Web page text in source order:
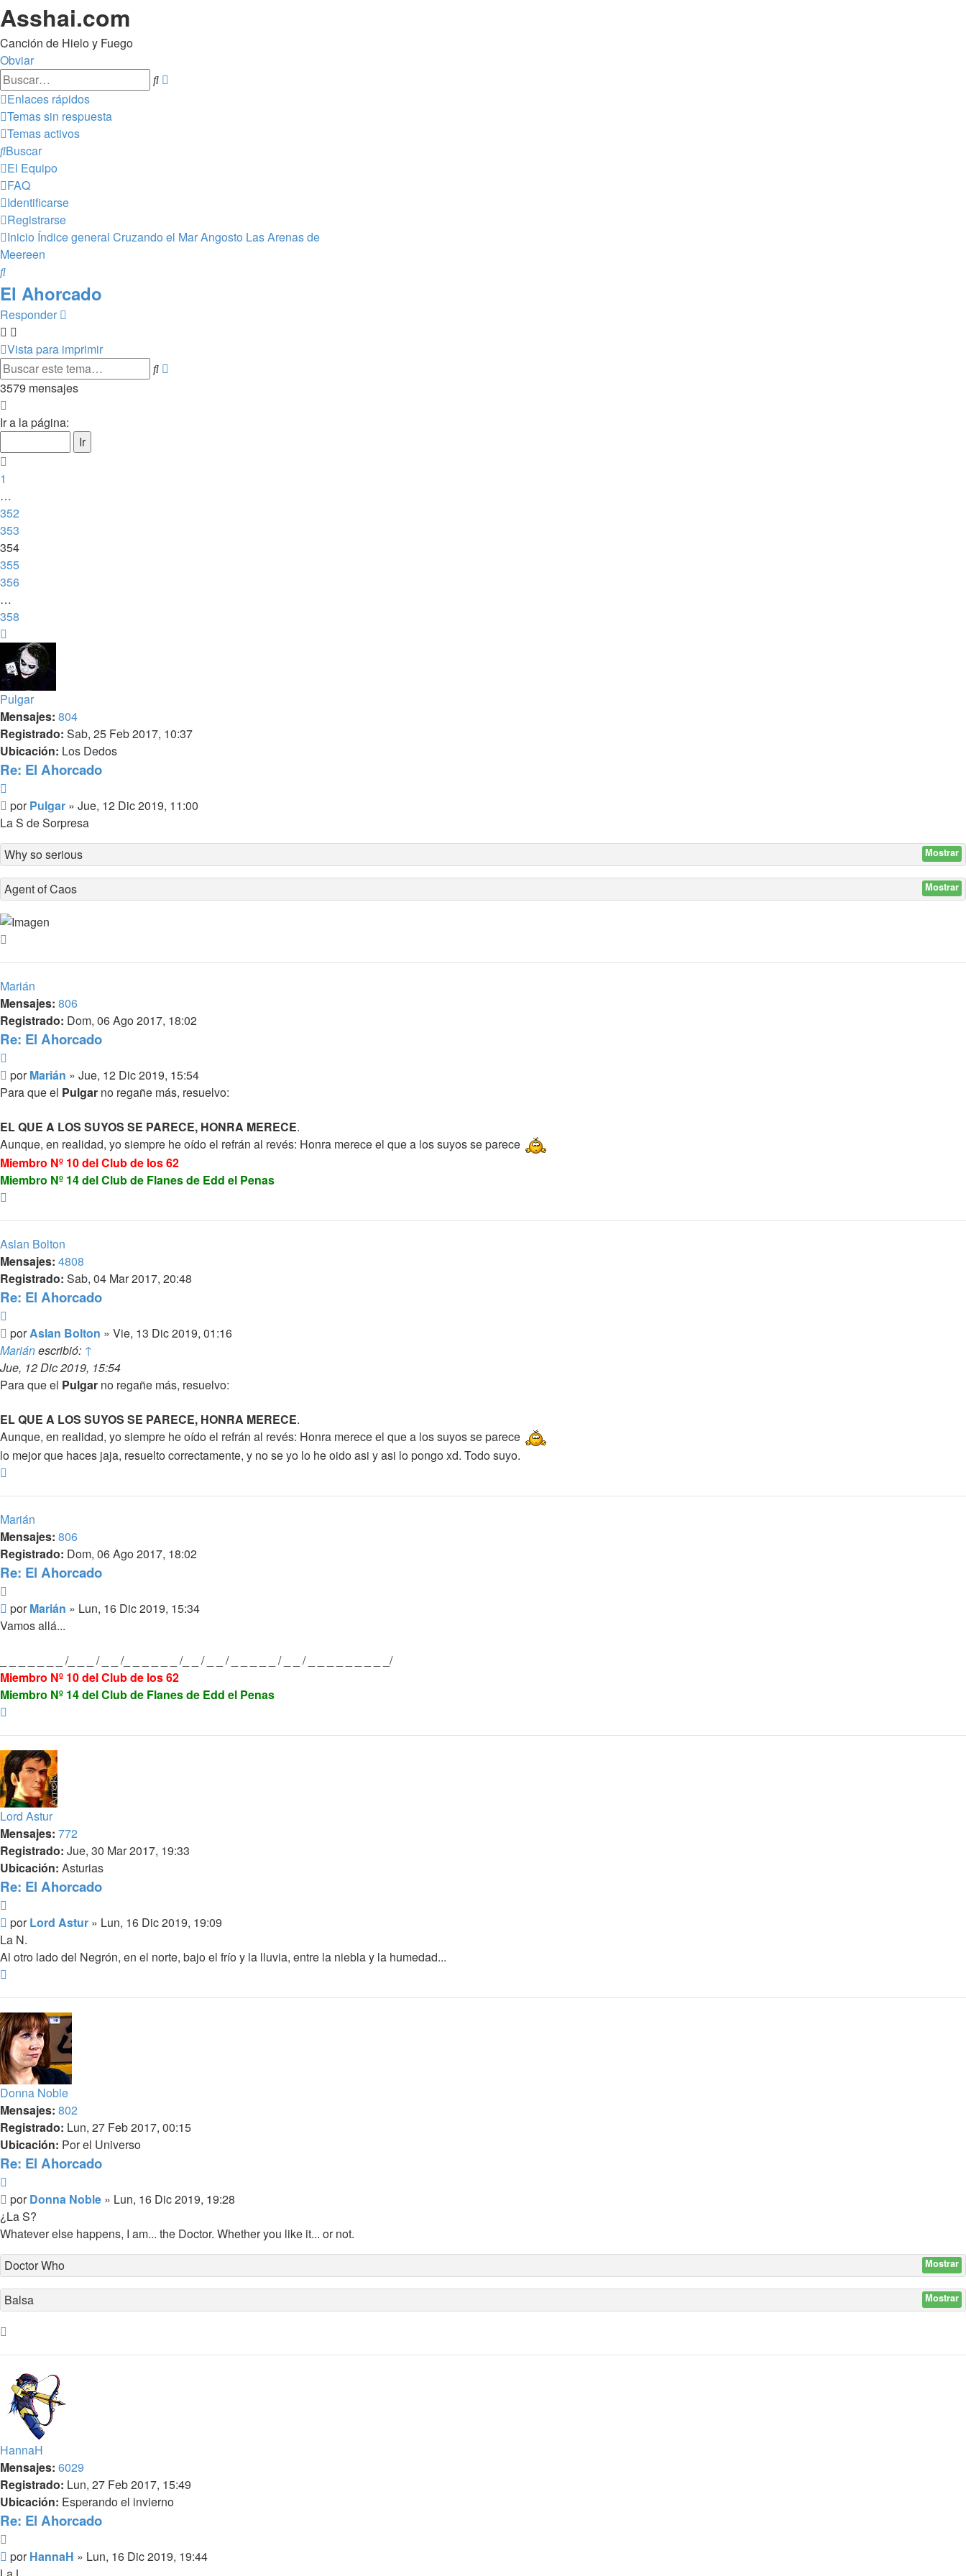
Asshai.com
Canción de Hielo y Fuego
Obviar
Buscar
Enlaces rápidos
Temas sin respuesta
Temas activos
Buscar
El Equipo
FAQ
Identificarse
Registrarse
Inicio Índice general Cruzando el Mar Angosto Las Arenas de
Meereen
Buscar
El Ahorcado
Responder
Vista para imprimir
Buscar
3579 mensajes
354
358
Ir a la página:
1
…
352
353
354
355
356
…
358
Pulgar
Mensajes: 804
Registrado: Sab, 25 Feb 2017, 10:37
Ubicación: Los Dedos
Re: El Ahorcado
Mensaje
porPulgar » Jue, 12 Dic 2019, 11:00
La S de Sorpresa
Why so serious
Mostrar
Agent of Caos Mostrar
Marián
Mensajes: 806
Registrado: Dom, 06 Ago 2017, 18:02
Re: El Ahorcado
Mensaje
porMarián » Jue, 12 Dic 2019, 15:54
Para que el Pulgar no regañe más, resuelvo:
EL QUE A LOS SUYOS SE PARECE, HONRA MERECE.
Aunque, en realidad, yo siempre he oído el refrán al revés: Honra merece el que a los suyos se parece
Miembro Nº 10 del Club de los 62
Miembro Nº 14 del Club de Flanes de Edd el Penas
Aslan Bolton
Mensajes: 4808
Registrado: Sab, 04 Mar 2017, 20:48
Re: El Ahorcado
Mensaje
porAslan Bolton » Vie, 13 Dic 2019, 01:16
Mariánescribió: ↑
Jue, 12 Dic 2019, 15:54
Para que el Pulgar no regañe más, resuelvo:
EL QUE A LOS SUYOS SE PARECE, HONRA MERECE.
Aunque, en realidad, yo siempre he oído el refrán al revés: Honra merece el que a los suyos se parece
lo mejor que haces jaja, resuelto correctamente, y no se yo lo he oido asi y asi lo pongo xd. Todo suyo.
Marián
Mensajes: 806
Registrado: Dom, 06 Ago 2017, 18:02
Re: El Ahorcado
Mensaje
porMarián » Lun, 16 Dic 2019, 15:34
Vamos allá...
_ _ _ _ _ _ _ /_ _ _ / _ _ /_ _ _ _ _ _ /_ _ / _ _ / _ _ _ _ _ / _ _ / _ _ _ _ _ _ _ _ _/
Miembro Nº 10 del Club de los 62
Miembro Nº 14 del Club de Flanes de Edd el Penas
Lord Astur
Mensajes: 772
Registrado: Jue, 30 Mar 2017, 19:33
Ubicación: Asturias
Re: El Ahorcado
Mensaje
porLord Astur » Lun, 16 Dic 2019, 19:09
La N.
Al otro lado del Negrón, en el norte, bajo el frío y la lluvia, entre la niebla y la humedad...
Donna Noble
Mensajes: 802
Registrado: Lun, 27 Feb 2017, 00:15
Ubicación: Por el Universo
Re: El Ahorcado
Mensaje
porDonna Noble » Lun, 16 Dic 2019, 19:28
¿La S?
Whatever else happens, I am... the Doctor. Whether you like it... or not.
Doctor Who
Mostrar
Balsa Mostrar
HannaH
Mensajes: 6029
Registrado: Lun, 27 Feb 2017, 15:49
Ubicación: Esperando el invierno
Re: El Ahorcado
Mensaje
porHannaH » Lun, 16 Dic 2019, 19:44